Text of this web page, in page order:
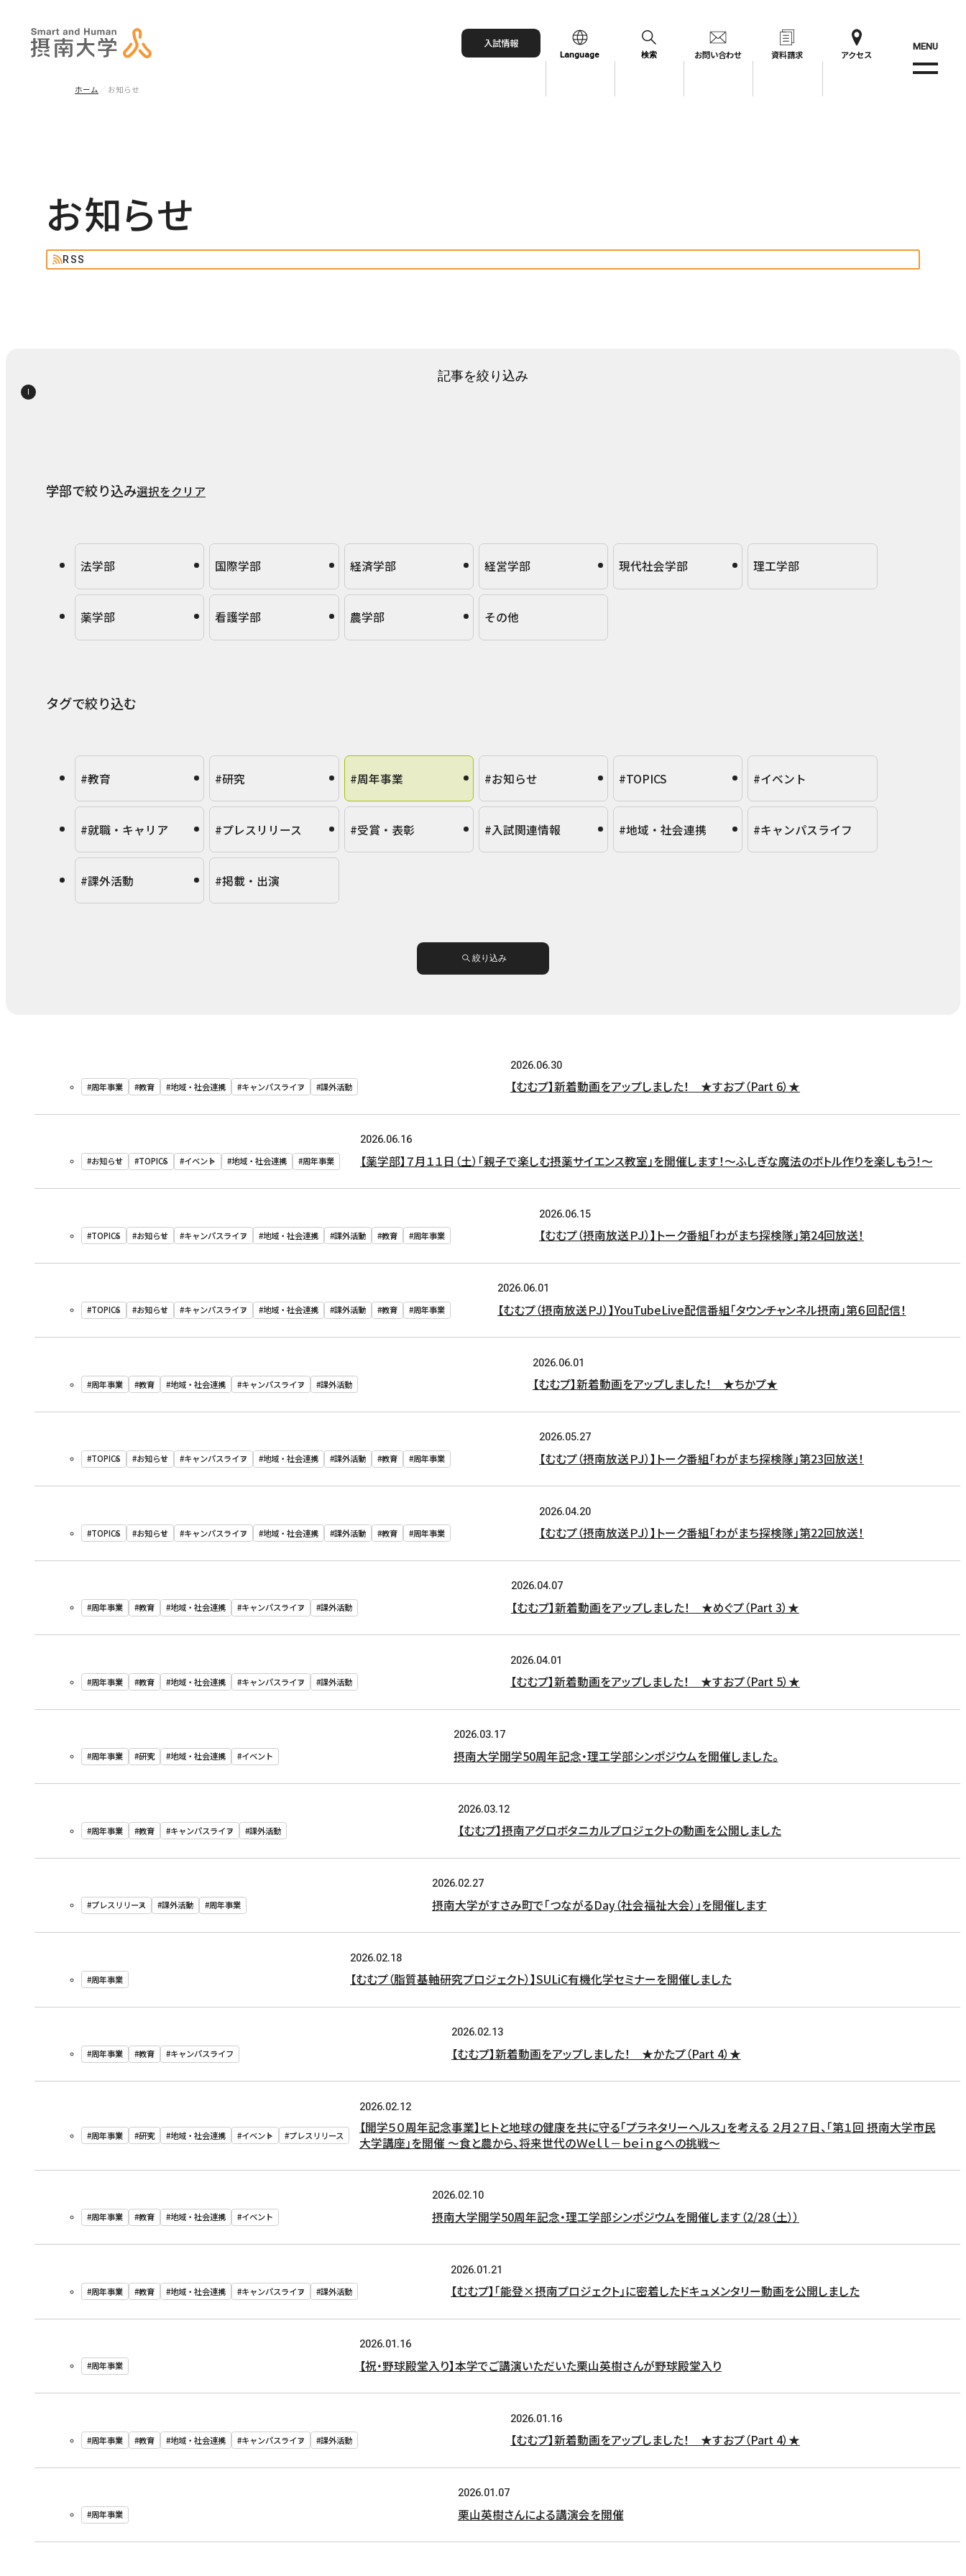
MENU
入試情報
Language 検索 お問い合わせ 資料請求 アクセス
ホーム お知らせ
お知らせ
RSS
記事を絞り込み
学部で絞り込み選択をクリア
法学部 国際学部 経済学部 経営学部 現代社会学部 理工学部
薬学部 看護学部 農学部 その他
タグで絞り込む
#教育 #研究 #周年事業 #お知らせ #TOPICS #イベント
#就職・キャリア #プレスリリース #受賞・表彰 #入試関連情報 #地域・社会連携 #キャンパスライフ
#課外活動 #掲載・出演
絞り込み
2026.06.30
#周年事業
#教育 #地域・社会連携 #キャンパスライフ #課外活動 【むむプ】新着動画をアップしました！ ★すおプ（Part 6）★
2026.06.16
#お知らせ
#TOPICS #イベント #地域・社会連携 #周年事業 【薬学部】７月１１日（土）「親子で楽しむ摂薬サイエンス教室」を開催します！～ふしぎな魔法のボトル作りを楽しもう！～
2026.06.15
#TOPICS
#お知らせ #キャンパスライフ #地域・社会連携 #課外活動 #教育 #周年事業 【むむプ（摂南放送ＰＪ）】トーク番組「わがまち探検隊」第24回放送！
2026.06.01
#TOPICS
#お知らせ #キャンパスライフ #地域・社会連携 #課外活動 #教育 #周年事業 【むむプ（摂南放送ＰＪ）】YouTubeLive配信番組「タウンチャンネル摂南」第６回配信！
2026.06.01
#周年事業
#教育 #地域・社会連携 #キャンパスライフ #課外活動 【むむプ】新着動画をアップしました！ ★ちかプ★
2026.05.27
#TOPICS
#お知らせ #キャンパスライフ #地域・社会連携 #課外活動 #教育 #周年事業 【むむプ（摂南放送ＰＪ）】トーク番組「わがまち探検隊」第23回放送！
2026.04.20
#TOPICS
#お知らせ #キャンパスライフ #地域・社会連携 #課外活動 #教育 #周年事業 【むむプ（摂南放送ＰＪ）】トーク番組「わがまち探検隊」第22回放送！
2026.04.07
#周年事業
#教育 #地域・社会連携 #キャンパスライフ #課外活動 【むむプ】新着動画をアップしました！ ★めぐプ（Part 3）★
2026.04.01
#周年事業
#教育 #地域・社会連携 #キャンパスライフ #課外活動 【むむプ】新着動画をアップしました！ ★すおプ（Part 5）★
2026.03.17
#周年事業
#研究 #地域・社会連携 #イベント 摂南大学開学50周年記念・理工学部シンポジウムを開催しました。
2026.03.12
#周年事業
#教育 #キャンパスライフ #課外活動 【むむプ】摂南アグロボタニカルプロジェクトの動画を公開しました
2026.02.27
#プレスリリース
#課外活動 #周年事業 摂南大学がすさみ町で「つながるDay（社会福祉大会）」を開催します
2026.02.18
#周年事業
【むむプ（脂質基軸研究プロジェクト）】SULiC有機化学セミナーを開催しました
2026.02.13
#周年事業
#教育 #キャンパスライフ 【むむプ】新着動画をアップしました！ ★かたプ（Part 4）★
2026.02.12
#周年事業 #研究 #地域・社会連携 #イベント #プレスリリース
【開学５０周年記念事業】ヒトと地球の健康を共に守る「プラネタリーヘルス」を考える ２月２７日、「第１回 摂南大学市民
大学講座」を開催 ～食と農から、将来世代のＷｅｌｌ－ｂｅｉｎｇへの挑戦～
2026.02.10
#周年事業
#教育 #地域・社会連携 #イベント 摂南大学開学50周年記念・理工学部シンポジウムを開催します（2/28（土））
2026.01.21
#周年事業
#教育 #地域・社会連携 #キャンパスライフ #課外活動 【むむプ】「能登×摂南プロジェクト」に密着したドキュメンタリー動画を公開しました
2026.01.16
#周年事業
【祝・野球殿堂入り】本学でご講演いただいた栗山英樹さんが野球殿堂入り
2026.01.16
#周年事業
#教育 #地域・社会連携 #キャンパスライフ #課外活動 【むむプ】新着動画をアップしました！ ★すおプ（Part 4）★
2026.01.07
#周年事業
栗山英樹さんによる講演会を開催